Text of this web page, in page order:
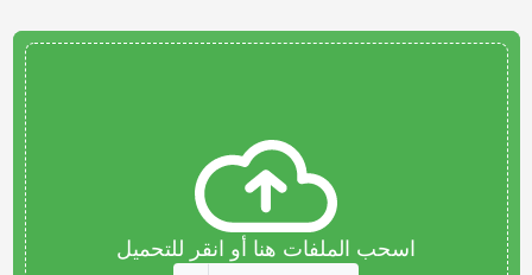
اسحب الملفات هنا أو انقر للتحميل